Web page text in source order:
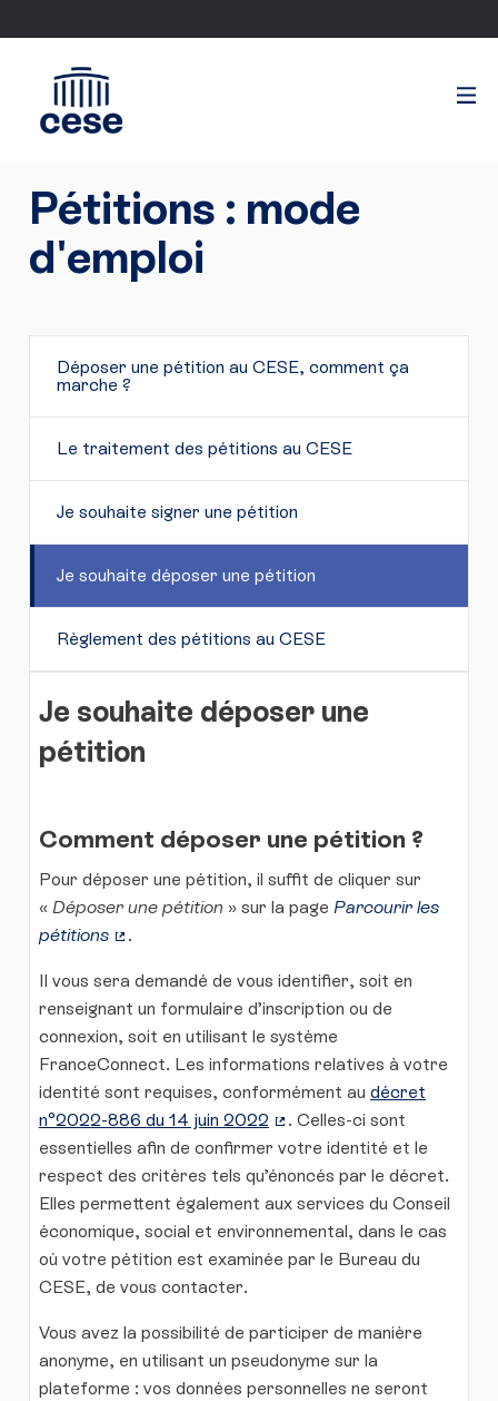
Pétitions : mode
d'emploi
Déposer une pétition au CESE, comment ça
marche ?
Le traitement des pétitions au CESE
Je souhaite signer une pétition
Je souhaite déposer une pétition
Règlement des pétitions au CESE
Je souhaite déposer une
pétition
Comment déposer une pétition ?
Pour déposer une pétition, il suffit de cliquer sur
« Déposer une pétition » sur la page Parcourir les
pétitions
.
Il vous sera demandé de vous identifier, soit en
renseignant un formulaire d’inscription ou de
connexion, soit en utilisant le système
FranceConnect. Les informations relatives à votre
identité sont requises, conformément au décret
n°2022-886 du 14 juin 2022
(Lien externe)
. Celles-ci sont
essentielles afin de confirmer votre identité et le
respect des critères tels qu’énoncés par le décret.
Elles permettent également aux services du Conseil
économique, social et environnemental, dans le cas
où votre pétition est examinée par le Bureau du
CESE, de vous contacter.
Vous avez la possibilité de participer de manière
anonyme, en utilisant un pseudonyme sur la
plateforme : vos données personnelles ne seront